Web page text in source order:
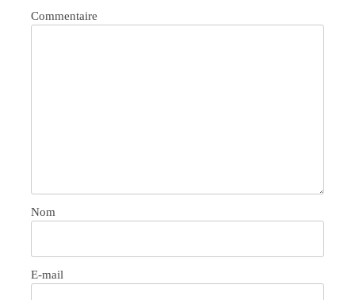
Commentaire
Nom
E-mail